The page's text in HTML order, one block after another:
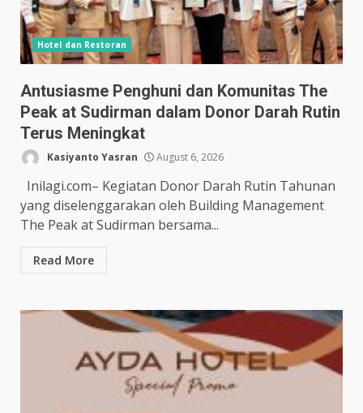
Hotel dan Restoran
Antusiasme Penghuni dan Komunitas The
Peak at Sudirman dalam Donor Darah Rutin
Terus Meningkat
Kasiyanto Yasran August 6, 2026
Inilagi.com– Kegiatan Donor Darah Rutin Tahunan
yang diselenggarakan oleh Building Management
The Peak at Sudirman bersama...
Read More